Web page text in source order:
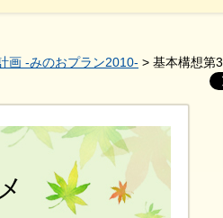
画 -みのおプラン2010- > 基本構想第